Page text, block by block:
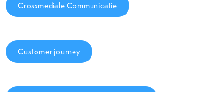
Crossmediale Communicatie
Customer journey